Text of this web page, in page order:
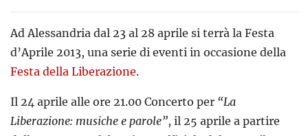
Ad Alessandria dal 23 al 28 aprile si terrà la Festa
d’Aprile 2013, una serie di eventi in occasione della
Festa della Liberazione.
Il 24 aprile alle ore 21.00 Concerto per “La
Liberazione: musiche e parole”, il 25 aprile a partire